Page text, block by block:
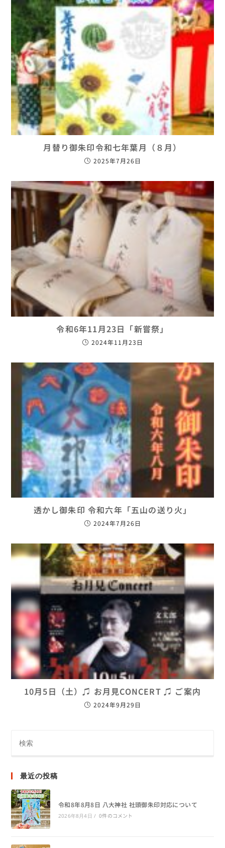
月替り御朱印令和七年葉月（８月）
2025年7月26日
令和6年11月23日「新嘗祭」
2024年11月23日
透かし御朱印 令和六年「五山の送り火」
2024年7月26日
10月5日（土）♫ お月見CONCERT ♫ ご案内
2024年9月29日
最近の投稿
令和8年8月8日 八大神社 社頭御朱印対応について
2026年8月4日 / 0件のコメント